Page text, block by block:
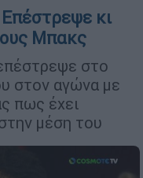
κι
Μπακς
στο
στον αγώνα με
πως έχει
μέση του